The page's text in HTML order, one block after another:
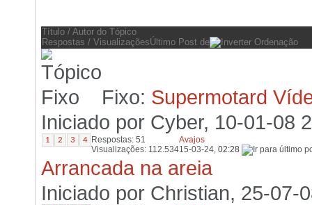
Título / Autor do Tópico
Respostas / VisualizaçõesÚltimo Post de
Fixo: Supermotard
Iniciado por Cyber, 10-01-08
1 2 3 4 Respostas: 51
Visualizações: 112.534
Avajos
15-03-24, 02:28
Arrancada na areia
Iniciado por Christian, 25-07-